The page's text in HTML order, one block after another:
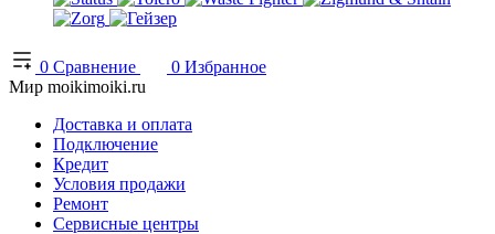
0 Сравнение 0 Избранное
Мир moikimoiki.ru
Доставка и оплата
Подключение
Кредит
Условия продажи
Ремонт
Сервисные центры